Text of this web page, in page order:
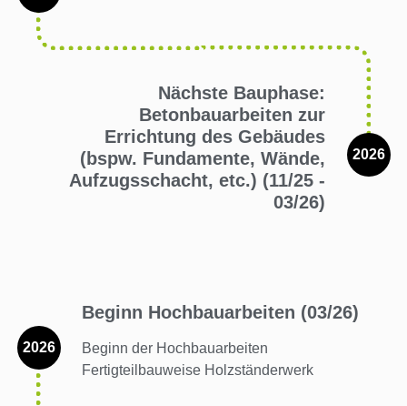
2026
Nächste Bauphase:
Betonbauarbeiten zur
Errichtung des Gebäudes
(bspw. Fundamente, Wände,
Aufzugsschacht, etc.) (11/25 -
03/26)
2026
Beginn Hochbauarbeiten (03/26)
Beginn der Hochbauarbeiten
Fertigteilbauweise Holzständerwerk